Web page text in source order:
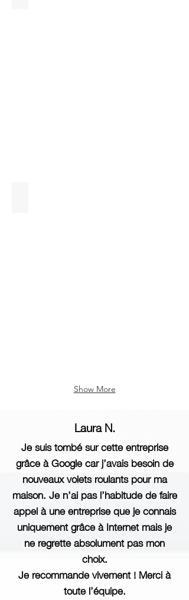
Show More
Laura N.
Je suis tombé sur cette entreprise
grâce à Google car j’avais besoin de
nouveaux volets roulants pour ma
maison. Je n’ai pas l’habitude de faire
appel à une entreprise que je connais
uniquement grâce à Internet mais je
ne regrette absolument pas mon
choix.
Je recommande vivement ! Merci à
toute l’équipe.